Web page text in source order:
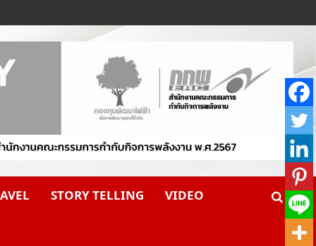
STORY TELLING VIDEO